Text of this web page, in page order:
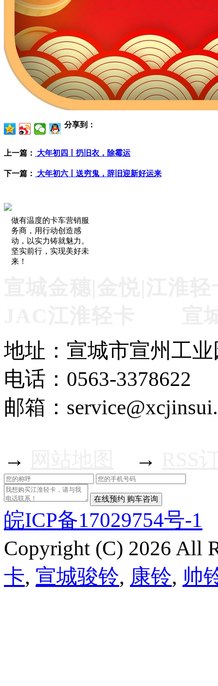
分享到：
上一篇： 大年初四丨扔旧衣，除霉运
下一篇： 大年初六丨送穷鬼，辞旧迎新好运来
做有温度的卡车营销服
务商，用行动创造感
动，以实力铸就魅力。
坚实前行，实现美好未
来！
地址：宣城市宣州工
电话：0563-3378622
邮箱：
→ →
皖ICP备17029754号-1
Copyright (C) 2026
卡, 宣城骏铃, 康铃, 帅